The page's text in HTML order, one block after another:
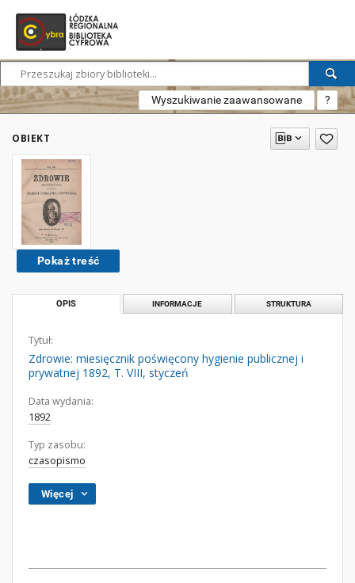
Wyszukiwanie zaawansowane ?
OBIEKT
Pokaż treść
OPIS INFORMACJE STRUKTURA
Tytuł:
Zdrowie: miesięcznik poświęcony hygienie publicznej i
prywatnej 1892, T. VIII, styczeń
Data wydania:
1892
Typ zasobu:
czasopismo
Więcej